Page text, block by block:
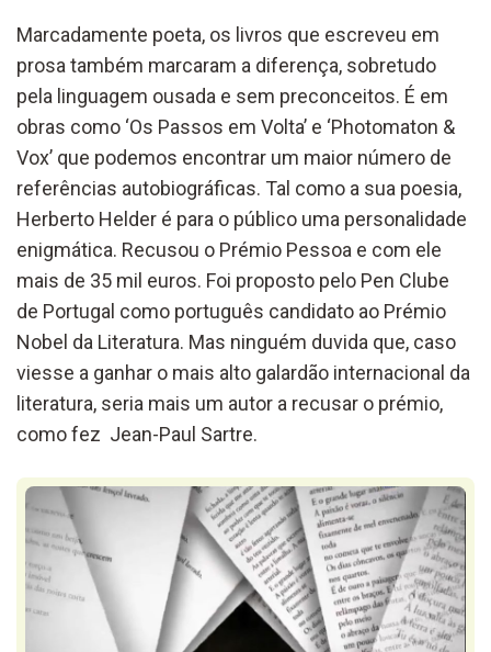
Marcadamente poeta, os livros que escreveu em
prosa também marcaram a diferença, sobretudo
pela linguagem ousada e sem preconceitos. É em
obras como ‘Os Passos em Volta’ e ‘Photomaton &
Vox’ que podemos encontrar um maior número de
referências autobiográficas. Tal como a sua poesia,
Herberto Helder é para o público uma personalidade
enigmática. Recusou o Prémio Pessoa e com ele
mais de 35 mil euros. Foi proposto pelo Pen Clube
de Portugal como português candidato ao Prémio
Nobel da Literatura. Mas ninguém duvida que, caso
viesse a ganhar o mais alto galardão internacional da
literatura, seria mais um autor a recusar o prémio,
como fez Jean-Paul Sartre.